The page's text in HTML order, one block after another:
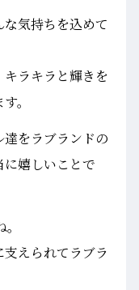
気持ちを込めて
ラキラと輝きを
。
をラブランドの
嬉しいことで
えられてラブラ